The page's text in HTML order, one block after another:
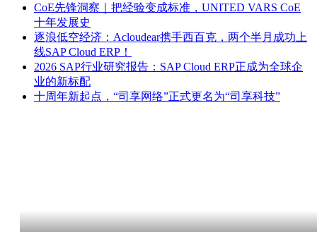
CoE先锋洞察｜把经验变成标准，UNITED VARS CoE
十年发展史
逐浪低空经济：Acloudear携手西百克，两个半月成功上
线SAP Cloud ERP！
2026 SAP行业研究报告：SAP Cloud ERP正成为全球企
业的新标配
十周年新起点，“司享网络”正式更名为“司享科技”